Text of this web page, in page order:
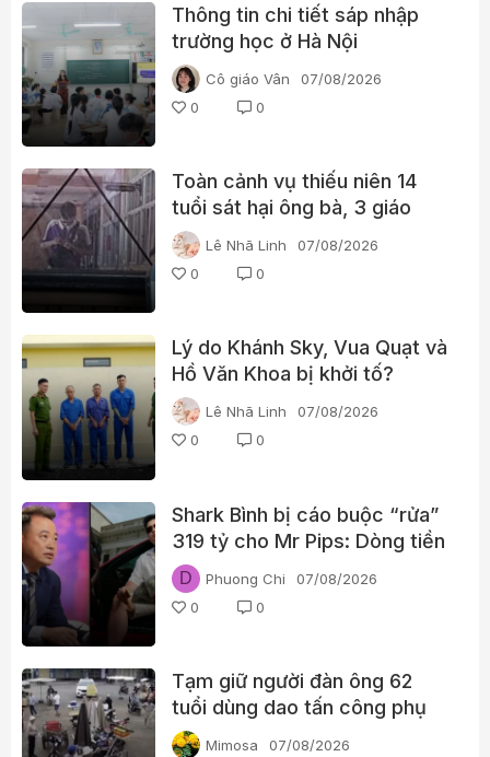
Thông tin chi tiết sáp nhập
trường học ở Hà Nội
Cô giáo Vân
07/08/2026
0
0
Toàn cảnh vụ thiếu niên 14
tuổi sát hại ông bà, 3 giáo
viên và 3 học sinh
Lê Nhã Linh
07/08/2026
0
0
Lý do Khánh Sky, Vua Quạt và
Hồ Văn Khoa bị khởi tố?
Lê Nhã Linh
07/08/2026
0
0
Shark Bình bị cáo buộc “rửa”
319 tỷ cho Mr Pips: Dòng tiền
đã đi qua Ngân Lượng như thế
nào?
D Phuong Chi
07/08/2026
0
0
Tạm giữ người đàn ông 62
tuổi dùng dao tấn công phụ
nữ giữa chợ
Mimosa
07/08/2026